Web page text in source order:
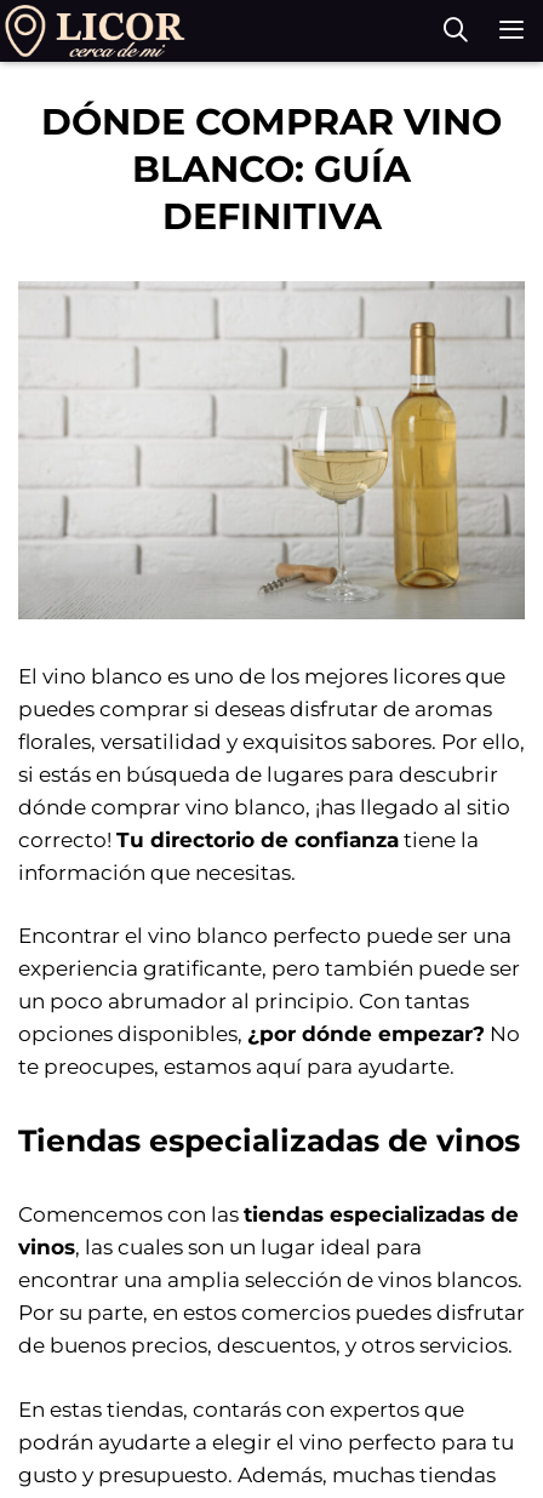
Saltar
al
DÓNDE COMPRAR VINO
BLANCO: GUÍA
DEFINITIVA
El vino blanco es uno de los mejores licores que
puedes comprar si deseas disfrutar de aromas
florales, versatilidad y exquisitos sabores. Por ello,
si estás en búsqueda de lugares para descubrir
dónde comprar vino blanco, ¡has llegado al sitio
correcto! Tu directorio de confianza tiene la
información que necesitas.
Encontrar el vino blanco perfecto puede ser una
experiencia gratificante, pero también puede ser
un poco abrumador al principio. Con tantas
opciones disponibles, ¿por dónde empezar? No
te preocupes, estamos aquí para ayudarte.
Tiendas especializadas de vinos
Comencemos con las tiendas especializadas de
vinos, las cuales son un lugar ideal para
encontrar una amplia selección de vinos blancos.
Por su parte, en estos comercios puedes disfrutar
de buenos precios, descuentos, y otros servicios.
En estas tiendas, contarás con expertos que
podrán ayudarte a elegir el vino perfecto para tu
gusto y presupuesto. Además, muchas tiendas